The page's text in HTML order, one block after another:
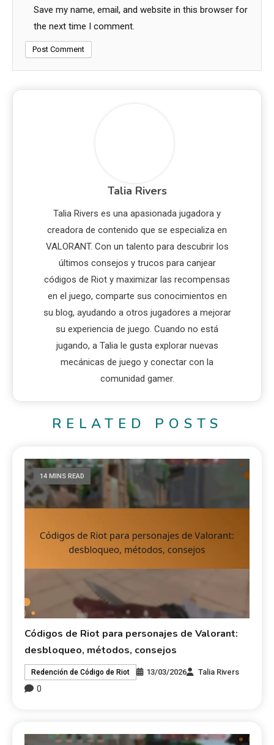
Save my name, email, and website in this browser for
the next time I comment.
Talia Rivers
Talia Rivers es una apasionada jugadora y
creadora de contenido que se especializa en
VALORANT. Con un talento para descubrir los
últimos consejos y trucos para canjear
códigos de Riot y maximizar las recompensas
en el juego, comparte sus conocimientos en
su blog, ayudando a otros jugadores a mejorar
su experiencia de juego. Cuando no está
jugando, a Talia le gusta explorar nuevas
mecánicas de juego y conectar con la
comunidad gamer.
RELATED POSTS
14 MINS READ
Códigos de Riot para personajes de Valorant:
desbloqueo, métodos, consejos
Redención de Código de Riot 13/03/2026 Talia Rivers
0